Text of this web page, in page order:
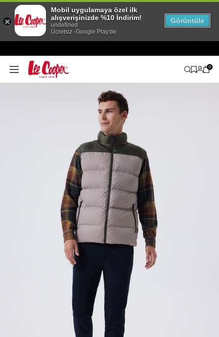
0
Mobil uygulamaya özel ilk
alışverişinizde %10 İndirim!
undefined
Ücretsiz -Google Play'de
Görüntüle